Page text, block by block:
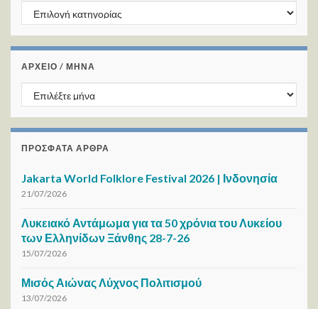
Kατηγορίες
ΑΡΧΕΙΟ / ΜΗΝΑ
ΑΡΧΕΙΟ / ΜΗΝΑ
ΠΡΌΣΦΑΤΑ ΆΡΘΡΑ
Jakarta World Folklore Festival 2026 | Ινδονησία
21/07/2026
Λυκειακό Αντάμωμα για τα 50 χρόνια του Λυκείου
των Ελληνίδων Ξάνθης 28-7-26
15/07/2026
Μισός Αιώνας Λύχνος Πολιτισμού
13/07/2026